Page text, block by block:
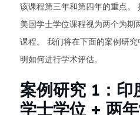
该课程第三年和第四年的重点。
美国学士学位课程视为两个为期
课程。 我们将在下面的案例研
明如何进行学术评估。
案例研究 1：
学士学位 + 两